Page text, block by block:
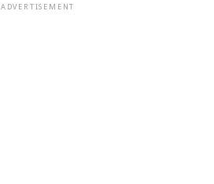
ADVERTISEMENT